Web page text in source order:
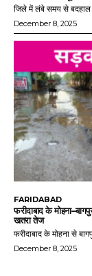
जिले में लंबे समय से बदहाल
December 8, 2025
FARIDABAD
फरीदाबाद के
खतरा तेज
फरीदाबाद के मोहना से
December 8, 2025